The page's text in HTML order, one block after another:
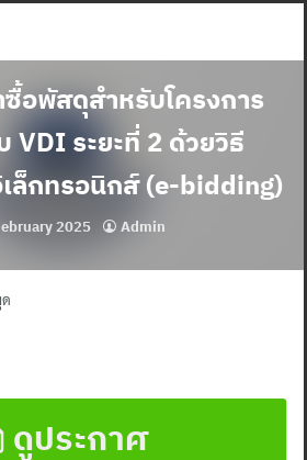
อพัสดุสำหรับโครงการ
VDI ระยะที่ 2 ด้วยวิธี
ล็กทรอนิกส์ (e-bidding)
2025 Admin
ดูประกาศ